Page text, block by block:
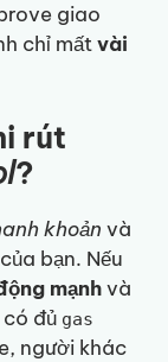
giao
chỉ mấtvài
rút
?
khoản và
bạn. Nếu
mạnhvà
có đủ gas
người khác